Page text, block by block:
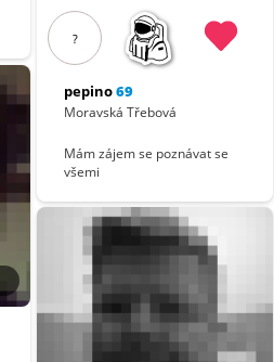
?
pepino69
Moravská Třebová
Mám zájem se poznávat se
všemi